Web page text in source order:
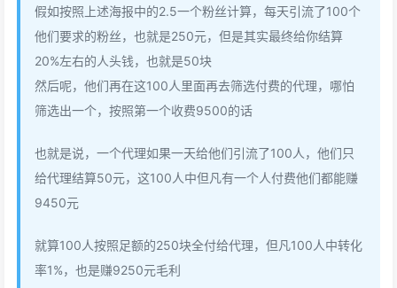
假如按照上述海报中的2.5一个粉丝计算，每天引流了100个
他们要求的粉丝，也就是250元，但是其实最终给你结算
20%左右的人头钱，也就是50块
然后呢，他们再在这100人里面再去筛选付费的代理，哪怕
筛选出一个，按照第一个收费9500的话
也就是说，一个代理如果一天给他们引流了100人，他们只
给代理结算50元，这100人中但凡有一个人付费他们都能赚
9450元
就算100人按照足额的250块全付给代理，但凡100人中转化
率1%，也是赚9250元毛利